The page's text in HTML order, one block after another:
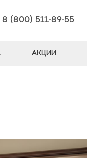
8 (800) 511-89-55
АКЦИИ